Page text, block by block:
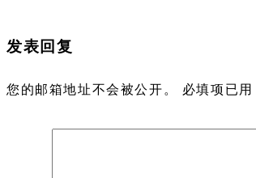
发表回复
您的邮箱地址不会被公开。 必填项已用